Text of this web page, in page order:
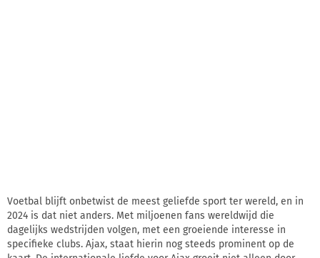
Voetbal blijft onbetwist de meest geliefde sport ter wereld, en in
2024 is dat niet anders. Met miljoenen fans wereldwijd die
dagelijks wedstrijden volgen, met een groeiende interesse in
specifieke clubs. Ajax, staat hierin nog steeds prominent op de